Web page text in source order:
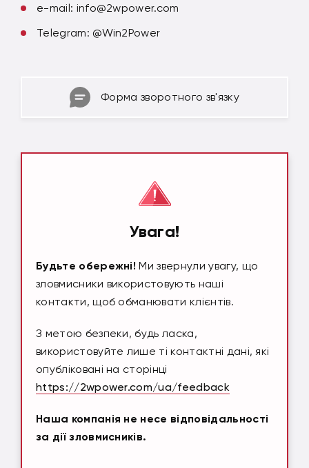
e-mail: info@2wpower.com
Telegram: @Win2Power
Форма зворотного зв'язку
Увага!
Будьте обережні! Ми звернули увагу, що
зловмисники використовують наші
контакти, щоб обманювати клієнтів.
З метою безпеки, будь ласка,
використовуйте лише ті контактні дані, які
опубліковані на сторінці
https://2wpower.com/ua/feedback
Наша компанія не несе відповідальності
за дії зловмисників.